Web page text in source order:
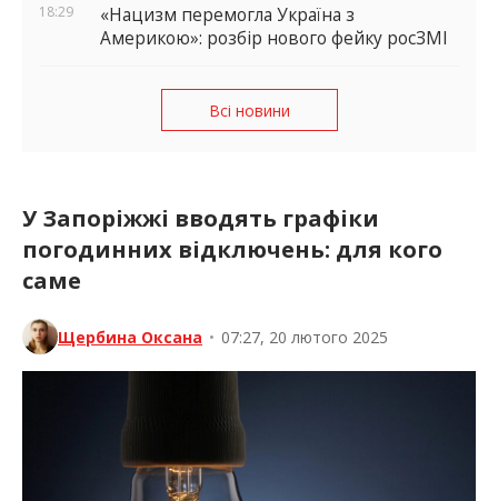
18:29
«Нацизм перемогла Україна з
Америкою»: розбір нового фейку росЗМІ
Всі новини
У Запоріжжі вводять графіки
погодинних відключень: для кого
саме
Щербина Оксана • 07:27, 20 лютого 2025